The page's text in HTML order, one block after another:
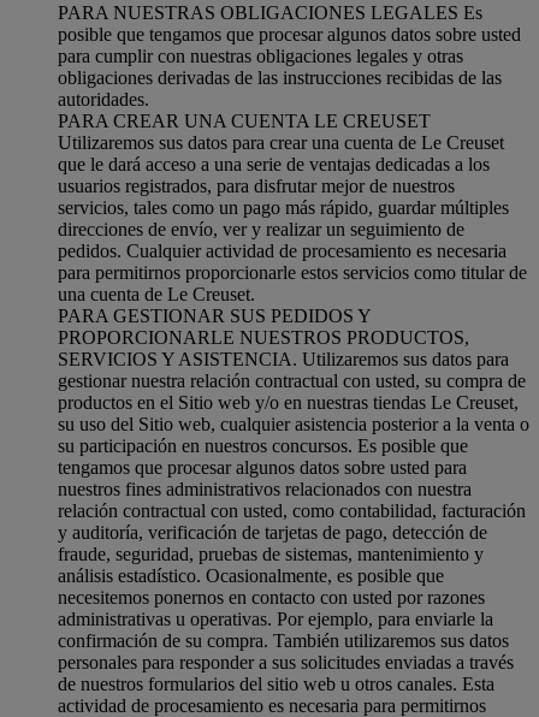
PARA NUESTRAS OBLIGACIONES LEGALES Es
posible que tengamos que procesar algunos datos sobre usted
para cumplir con nuestras obligaciones legales y otras
obligaciones derivadas de las instrucciones recibidas de las
autoridades.
PARA CREAR UNA CUENTA LE CREUSET
Utilizaremos sus datos para crear una cuenta de Le Creuset
que le dará acceso a una serie de ventajas dedicadas a los
usuarios registrados, para disfrutar mejor de nuestros
servicios, tales como un pago más rápido, guardar múltiples
direcciones de envío, ver y realizar un seguimiento de
pedidos. Cualquier actividad de procesamiento es necesaria
para permitirnos proporcionarle estos servicios como titular de
una cuenta de Le Creuset.
PARA GESTIONAR SUS PEDIDOS Y
PROPORCIONARLE NUESTROS PRODUCTOS,
SERVICIOS Y ASISTENCIA. Utilizaremos sus datos para
gestionar nuestra relación contractual con usted, su compra de
productos en el Sitio web y/o en nuestras tiendas Le Creuset,
su uso del Sitio web, cualquier asistencia posterior a la venta o
su participación en nuestros concursos. Es posible que
tengamos que procesar algunos datos sobre usted para
nuestros fines administrativos relacionados con nuestra
relación contractual con usted, como contabilidad, facturación
y auditoría, verificación de tarjetas de pago, detección de
fraude, seguridad, pruebas de sistemas, mantenimiento y
análisis estadístico. Ocasionalmente, es posible que
necesitemos ponernos en contacto con usted por razones
administrativas u operativas. Por ejemplo, para enviarle la
confirmación de su compra. También utilizaremos sus datos
personales para responder a sus solicitudes enviadas a través
de nuestros formularios del sitio web u otros canales. Esta
actividad de procesamiento es necesaria para permitirnos